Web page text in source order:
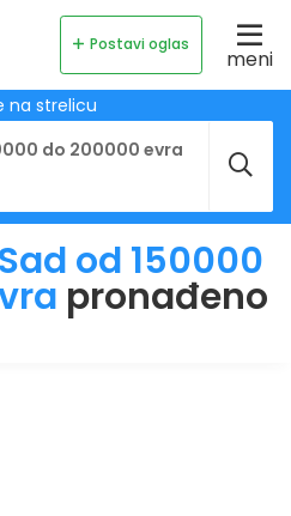
Postavi oglas
meni
na strelicu
od 150000
pronađeno